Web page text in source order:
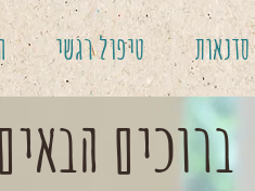
סדנאות טיפול רגשי
ברוכים